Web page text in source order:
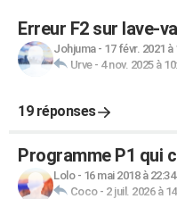
Erreur F2 sur lave-
Johjuma- 17 févr. 2021 à
Urve- 4 nov. 2025 à
19 réponses
Programme P1 qui
Lolo- 16 mai 2018 à 22:34
Coco- 2 juil. 2026 à